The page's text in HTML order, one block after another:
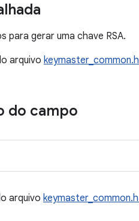
para gerar uma chave RSA.
arquivo keymaster_common.h
do campo
arquivo keymaster_common.h